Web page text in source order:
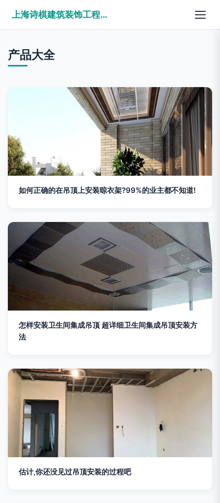
上海诗棋建筑装饰工程有限公司
产品大全
如何正确的在吊顶上安装晾衣架?99%的业主都不知道!
怎样安装卫生间集成吊顶 超详细卫生间集成吊顶安装方
法
估计,你还没见过吊顶安装的过程吧